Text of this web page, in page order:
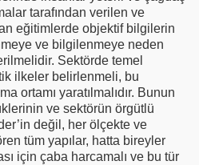
tarafından verilen ve
eğitimlerde objektif bilgilerin
ve bilgilenmeye neden
Sektörde temel
ilkeler belirlenmeli, bu
ortamı yaratılmalıdır. Bunun
ve sektörün örgütlü
değil, her ölçekte ve
tüm yapılar, hatta bireyler
için çaba harcamalı ve bu tür